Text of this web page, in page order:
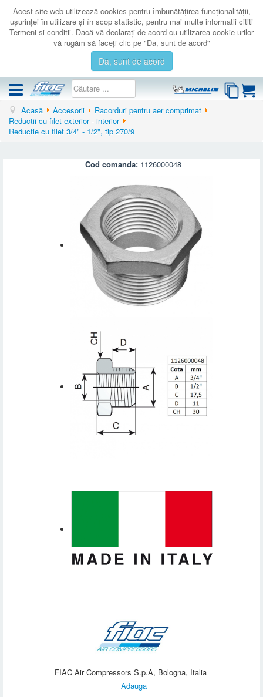
Acest site web utilizează cookies pentru îmbunătăţirea funcţionalităţii,
uşurinţei în utilizare şi în scop statistic, pentru mai multe informatii cititi
Termeni si conditii. Dacă vă declaraţi de acord cu utilizarea cookie-urilor
vă rugăm să faceţi clic pe "Da, sunt de acord"
Da, sunt de acord
COMPRESOARE
ACCESORII
AUTENTIFICARE
Acasă Accesorii
Racorduri pentru aer comprimat
Reductii cu filet exterior - interior
Reductie cu filet 3/4" - 1/2", tip 270/9
Cod comanda: 1126000048
FIAC Air Compressors S.p.A, Bologna, Italia
Adauga